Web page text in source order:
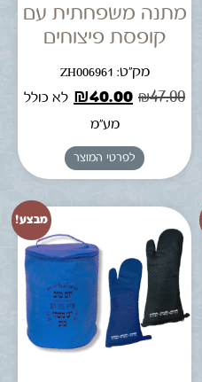
מתנה משפחתית עם
קופסת פיצוחים
מק"ט: ZH006961
₪47.00
₪40.00
לא כולל
מע"מ
לפרטי המוצר
מבצע!